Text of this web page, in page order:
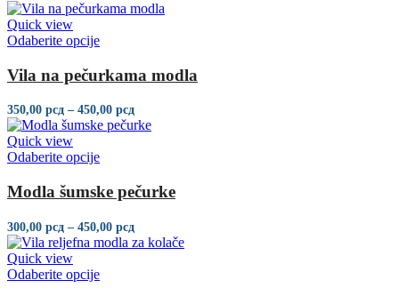
mogu
izabrane
na
stranici
cena:
od
Quick view
Odaberite opcijeOvaj
ima
više
varijanti.
Opcije
mogu
izabrane
na
stranici
Vila na pečurkama modla
350,00 рсд – 450,00 рсдRaspon
cena:
od
Quick view
Odaberite opcijeOvaj
ima
više
varijanti.
Opcije
mogu
izabrane
Modla šumske pečurke
300,00 рсд – 450,00 рсдRaspon
cena:
od
Quick view
Odaberite opcijeOvaj